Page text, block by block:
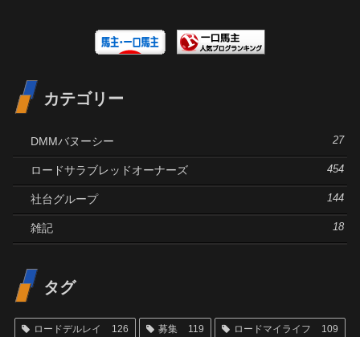
カテゴリー
DMMバヌーシー 27
ロードサラブレッドオーナーズ 454
社台グループ 144
雑記 18
タグ
ロードデルレイ 126 募集 119 ロードマイライフ 109